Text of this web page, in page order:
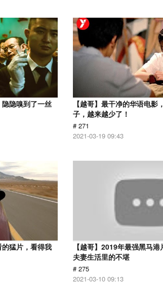
隐隐嗅到了一丝
【越哥】最干净的华语电影
子，越来越少了！
# 271
2021-03-19 09:43
的猛片，看得我
【越哥】2019年最强黑马
夫妻生活里的不堪
# 275
2021-03-10 09:13